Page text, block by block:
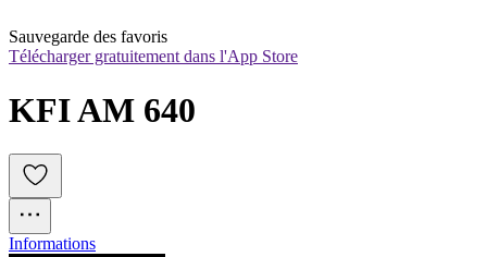
Sauvegarde des favoris
Télécharger gratuitement dans l'App Store
KFI AM 640
Informations